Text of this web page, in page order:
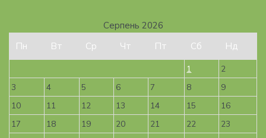
Серпень 2026
Пн
Вт Ср Чт Пт Сб Нд
1
2
3
4 5 6 7 8
9
10
11 12 13 14 15
16
17
18 19 20 21 22
23